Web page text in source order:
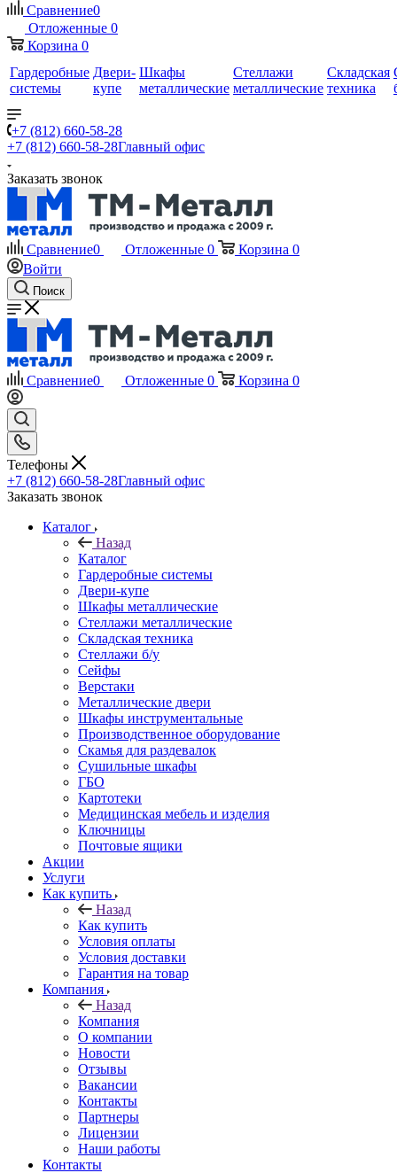
Сравнение0
Отложенные 0
Корзина 0
Гардеробные
системы
Двери-
купе
Шкафы
металлические
Стеллажи
металлические
Складская
техника
+7 (812) 660-58-28
+7 (812) 660-58-28Главный офис
Заказать звонок
Сравнение0 Отложенные 0 Корзина 0
Войти
Поиск
Сравнение0 Отложенные 0 Корзина 0
Телефоны
+7 (812) 660-58-28Главный офис
Заказать звонок
Каталог
Назад
Каталог
Гардеробные системы
Двери-купе
Шкафы металлические
Стеллажи металлические
Складская техника
Стеллажи б/у
Сейфы
Верстаки
Металлические двери
Шкафы инструментальные
Производственное оборудование
Скамья для раздевалок
Сушильные шкафы
ГБО
Картотеки
Медицинская мебель и изделия
Ключницы
Почтовые ящики
Акции
Услуги
Как купить
Назад
Как купить
Условия оплаты
Условия доставки
Гарантия на товар
Компания
Назад
Компания
О компании
Новости
Отзывы
Вакансии
Контакты
Партнеры
Лицензии
Наши работы
Контакты